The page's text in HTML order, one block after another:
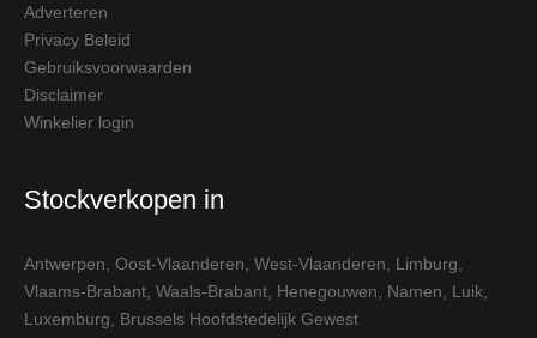
Adverteren
Privacy Beleid
Gebruiksvoorwaarden
Disclaimer
Winkelier login
Stockverkopen in
Antwerpen Oost-Vlaanderen West-Vlaanderen Limburg
Vlaams-Brabant Waals-Brabant Henegouwen Namen Luik
Luxemburg
Brussels Hoofdstedelijk Gewest